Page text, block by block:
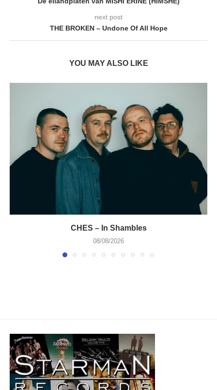
next post
THE BROKEN – Undone Of All Hope
YOU MAY ALSO LIKE
CHES – In Shambles
08/08/2026